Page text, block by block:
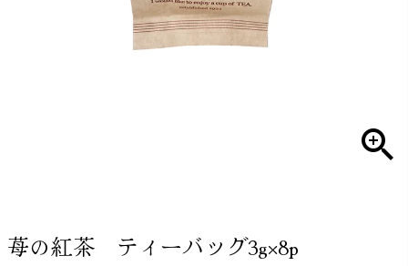
苺の紅茶 ティーバッグ3g×8p